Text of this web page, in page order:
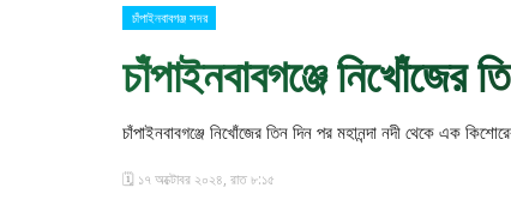
চাঁপাইনবাবগঞ্জ সদর
চাঁপাইনবাবগঞ্জে
চাঁপাইনবাবগঞ্জে নিখোঁজের তিন দিন পর মহানন্দা নদী থেকে এক
🗓️ ১৭ অক্টোবর ২০২৪, রাত ৮:১৫